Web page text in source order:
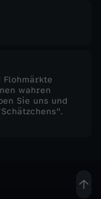
Flohmärkte
wahren
Sie uns und